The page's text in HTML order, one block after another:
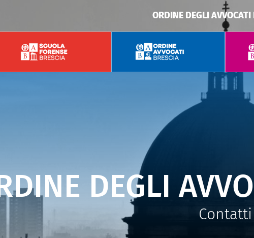
ORDINE DEGLI AVVOCATI
DEGLI
Contatti